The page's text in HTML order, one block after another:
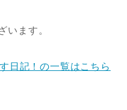
います。
日記！の一覧はこちら